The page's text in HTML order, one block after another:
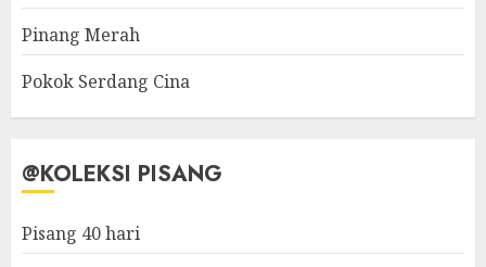
Pinang Merah
Pokok Serdang Cina
@KOLEKSI PISANG
Pisang 40 hari